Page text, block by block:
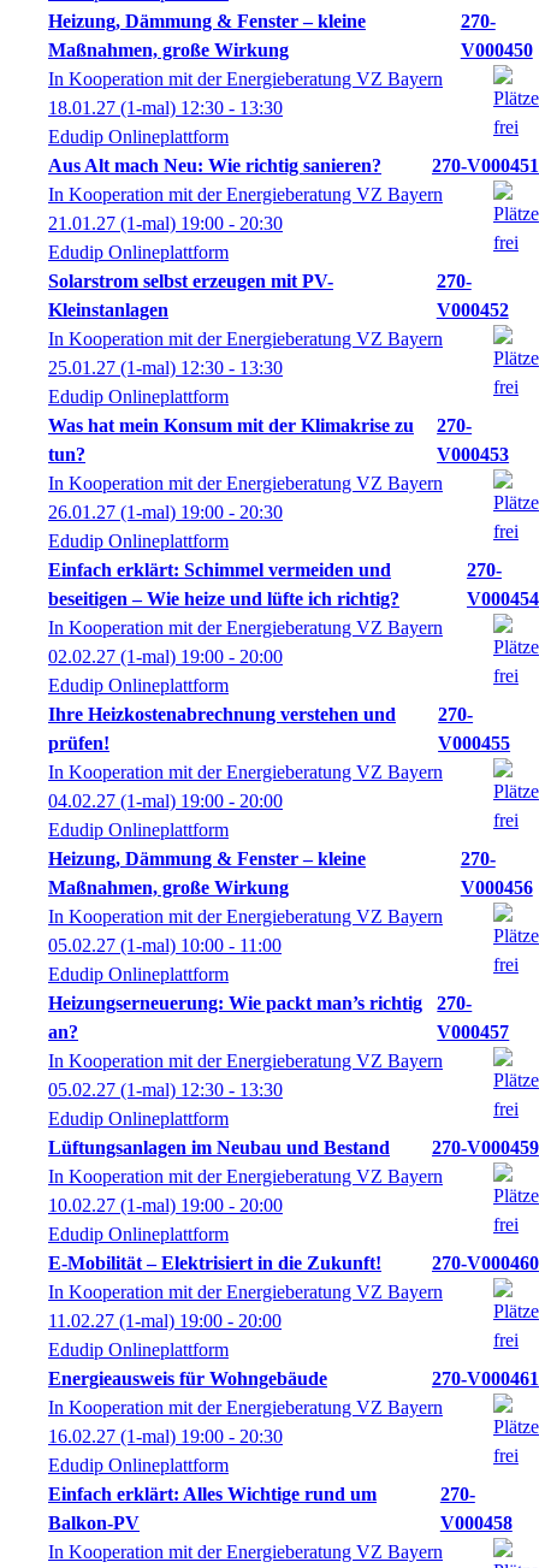
Heizung, Dämmung & Fenster – kleine
Maßnahmen, große Wirkung
270-
V000450
In Kooperation mit der Energieberatung VZ Bayern
18.01.27 (1-mal) 12:30 - 13:30
Edudip Onlineplattform
Aus Alt mach Neu: Wie richtig sanieren?
270-V000451
In Kooperation mit der Energieberatung VZ Bayern
21.01.27 (1-mal) 19:00 - 20:30
Edudip Onlineplattform
Solarstrom selbst erzeugen mit PV-
Kleinstanlagen
270-
V000452
In Kooperation mit der Energieberatung VZ Bayern
25.01.27 (1-mal) 12:30 - 13:30
Edudip Onlineplattform
Was hat mein Konsum mit der Klimakrise zu
tun?
270-
V000453
In Kooperation mit der Energieberatung VZ Bayern
26.01.27 (1-mal) 19:00 - 20:30
Edudip Onlineplattform
Einfach erklärt: Schimmel vermeiden und
beseitigen – Wie heize und lüfte ich richtig?
270-
V000454
In Kooperation mit der Energieberatung VZ Bayern
02.02.27 (1-mal) 19:00 - 20:00
Edudip Onlineplattform
Ihre Heizkostenabrechnung verstehen und
prüfen!
270-
V000455
In Kooperation mit der Energieberatung VZ Bayern
04.02.27 (1-mal) 19:00 - 20:00
Edudip Onlineplattform
Heizung, Dämmung & Fenster – kleine
Maßnahmen, große Wirkung
270-
V000456
In Kooperation mit der Energieberatung VZ Bayern
05.02.27 (1-mal) 10:00 - 11:00
Edudip Onlineplattform
Heizungserneuerung: Wie packt man’s richtig
an?
270-
V000457
In Kooperation mit der Energieberatung VZ Bayern
05.02.27 (1-mal) 12:30 - 13:30
Edudip Onlineplattform
Lüftungsanlagen im Neubau und Bestand
270-V000459
In Kooperation mit der Energieberatung VZ Bayern
10.02.27 (1-mal) 19:00 - 20:00
Edudip Onlineplattform
E-Mobilität – Elektrisiert in die Zukunft!
270-V000460
In Kooperation mit der Energieberatung VZ Bayern
11.02.27 (1-mal) 19:00 - 20:00
Edudip Onlineplattform
Energieausweis für Wohngebäude
270-V000461
In Kooperation mit der Energieberatung VZ Bayern
16.02.27 (1-mal) 19:00 - 20:30
Edudip Onlineplattform
Einfach erklärt: Alles Wichtige rund um
Balkon-PV
270-
V000458
In Kooperation mit der Energieberatung VZ Bayern